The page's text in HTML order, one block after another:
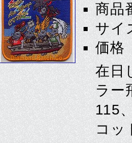
商品
サイ
価格
在日
ラー
115
コッ